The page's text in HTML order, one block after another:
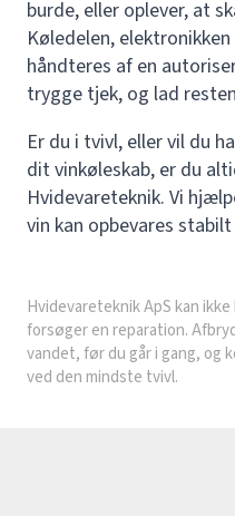
burde, eller oplever, at
Køledelen,
håndteres af en
trygge tjek, og lad
Er du i tvivl, eller vil du
dit vinkøleskab, er du
Hvidevareteknik. Vi
vin kan opbevares
Hvidevareteknik ApS kan
forsøger en reparation.
vandet, før du går i gang, og
ved den mindste tvivl.